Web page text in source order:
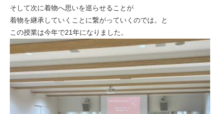
そして次に着物へ思いを巡らせることが
着物を継承していくことに繋がっていくのでは。と
この授業は今年で21年になりました。